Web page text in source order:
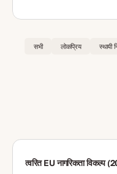
सभी लोकप्रिय स्थायी
त्वरित EU नागरिकता विकल्प